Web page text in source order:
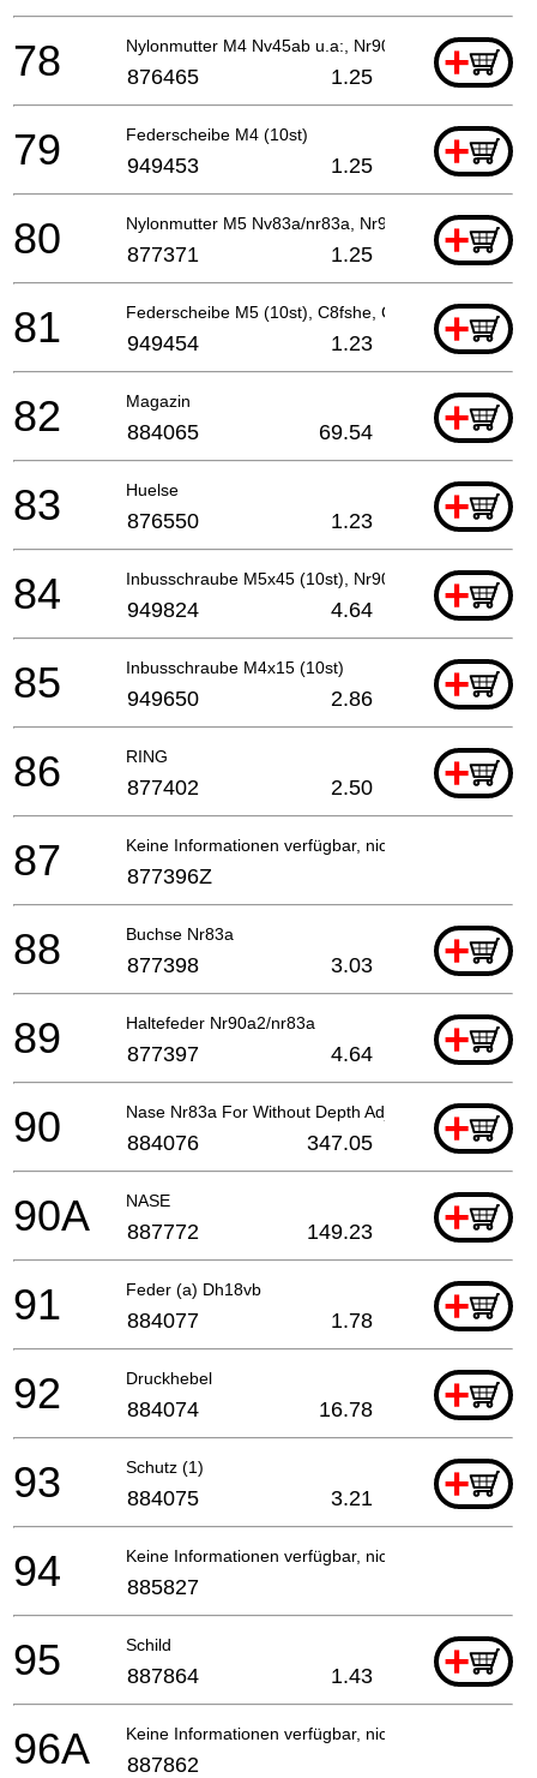
Nylonmutter M4 Nv45ab u.a:, Nr90aa +
78 876465 1.25
Federscheibe M4 (10st) +
79 949453 1.25
Nylonmutter M5 Nv83a/nr83a, Nr90aa +
80 877371 1.25
Federscheibe M5 (10st), C8fshe, C8fse +
81 949454 1.23
Magazin +
82 884065 69.54
Huelse +
83 876550 1.23
Inbusschraube M5x45 (10st), Nr90aa +
84 949824 4.64
Inbusschraube M4x15 (10st) +
85 949650 2.86
RING +
86 877402 2.50
Keine Informationen verfügbar, nicht bestellbar
87 877396Z
Buchse Nr83a +
88 877398 3.03
Haltefeder Nr90a2/nr83a +
89 877397 4.64
Nase Nr83a For Without Depth Adjustment Type
+
90 884076 347.05
NASE +
90A 887772 149.23
Feder (a) Dh18vb +
91 884077 1.78
Druckhebel +
92 884074 16.78
Schutz (1) +
93 884075 3.21
Keine Informationen verfügbar, nicht bestellbar
94 885827
Schild +
95 887864 1.43
Keine Informationen verfügbar, nicht bestellbar
96A 887862